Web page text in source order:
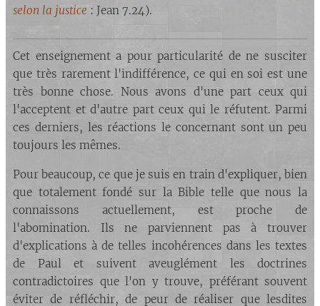
selon la justice : Jean 7.24).
Cet enseignement a pour particularité de ne susciter
que très rarement l'indifférence, ce qui en soi est une
très bonne chose. Nous avons d'une part ceux qui
l'acceptent et d'autre part ceux qui le réfutent. Parmi
ces derniers, les réactions le concernant sont un peu
toujours les mêmes.
Pour beaucoup, ce que je suis en train d'expliquer, bien
que totalement fondé sur la Bible telle que nous la
connaissons actuellement, est proche de
l'abomination. Ils ne parviennent pas à trouver
d'explications à de telles incohérences dans les textes
de Paul et suivent aveuglément les doctrines
contradictoires que l'on y trouve, préférant souvent
éviter de réfléchir, de peur de réaliser que lesdites